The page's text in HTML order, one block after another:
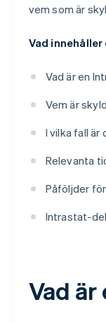
vem som är
Vad
Vad är en
Vem är
I vilka fall
Relevanta
Påföljder
Intrastat-
Vad